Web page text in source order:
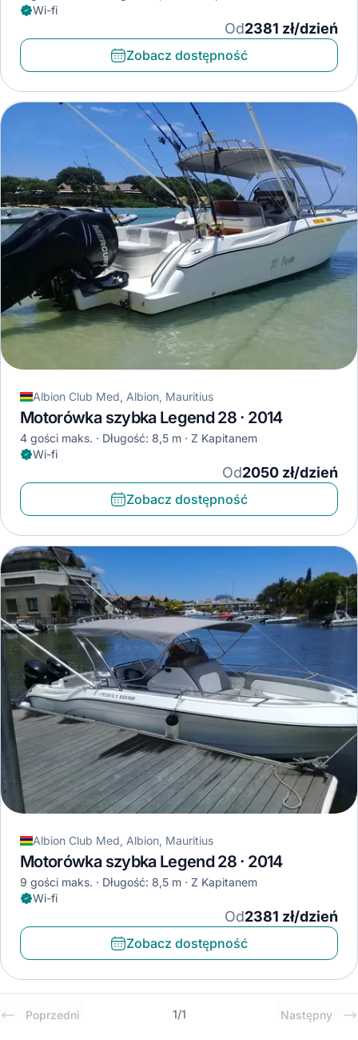
Wi-fi
Od2381 zł/dzień
Zobacz dostępność
Albion Club Med, Albion, Mauritius
Motorówka szybka Legend 28 · 2014
4 gości maks. Długość: 8,5 m
Z Kapitanem
Wi-fi
Od2050 zł/dzień
Zobacz dostępność
Albion Club Med, Albion, Mauritius
Motorówka szybka Legend 28 · 2014
9 gości maks. Długość: 8,5 m
Z Kapitanem
Wi-fi
Od2381 zł/dzień
Zobacz dostępność
Poprzedni 1/1 Następny